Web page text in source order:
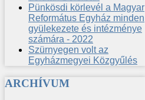
Pünkösdi körlevél a Magyar
Református Egyház minden
gyülekezete és intézménye
számára - 2022
Szürnyegen volt az
Egyházmegyei Közgyűlés
ARCHÍVUM